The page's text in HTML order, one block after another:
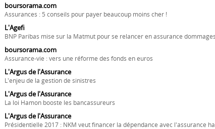
boursorama.com
Assurances : 5 conseils pour payer beaucoup moins cher !
L'Agefi
BNP Paribas mise sur la Matmut pour se relancer en assurance dommages
boursorama.com
Assurance-vie : vers une réforme des fonds en euros
L'Argus de l'Assurance
L'enjeu de la gestion de sinistres
L'Argus de l'Assurance
La loi Hamon booste les bancassureurs
L'Argus de l'Assurance
Présidentielle 2017 : NKM veut financer la dépendance avec l'assurance